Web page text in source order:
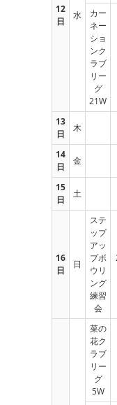
12
日
水
カー
ネー
ショ
ンク
ラブ
リー
グ
21W
13
日
木
14
日
金
15
日
土
16
日
日
ステ
ップ
アッ
プボ
ウリ
ング
練習
会
菜の
花ク
ラブ
リー
グ
5W